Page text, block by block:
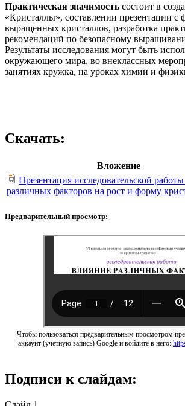
Практическая значимость состоит в
«Кристаллы», составлении презентации с
выращенных кристаллов, разработка
рекомендаций по безопасному
Результаты исследования могут быть
окружающего мира, во внеклассных
занятиях кружка, на уроках химии и
Скачать:
Вложение
Презентация исследовательской
различных факторов на рост и форму
Предварительный просмотр:
Чтобы пользоваться предварительным просмотром
аккаунт (учетную запись) Google и войдите в него:
Подписи к слайдам: